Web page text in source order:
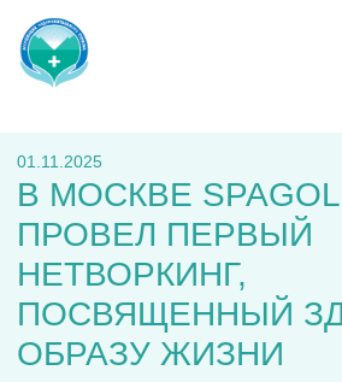
01.11.2025
В МОСКВЕ
ПРОВЕЛ ПЕРВЫЙ
НЕТВОРКИНГ,
ПОСВЯЩЕННЫЙ
ОБРАЗУ ЖИЗНИ